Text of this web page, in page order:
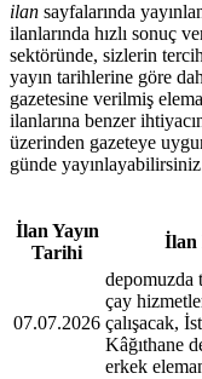
ilan sayfalarında
ilanlarında hızlı sonuç
sektöründe, sizlerin
yayın tarihlerine göre
gazetesine verilmiş
ilanlarına benzer
üzerinden gazeteye
günde
İlan Yayın
Tarihi
İlan
07.07.2026
depomuzda
çay
çalışacak,
Kâğıthane
erkek